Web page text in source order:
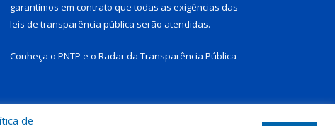
garantimos em contrato que todas as exigências das
leis de transparência pública serão atendidas.
Conheça o PNTP e o Radar da Transparência Pública
de